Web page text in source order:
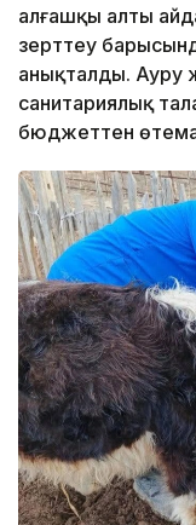
алғашқы алты
зерттеу
анықталды. Ауру
санитариялық
бюджеттен